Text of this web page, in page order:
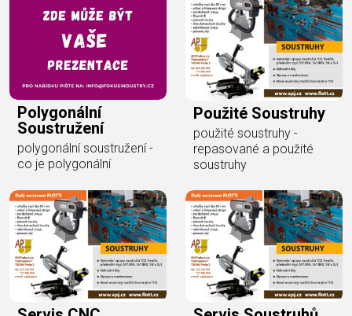
Polygonální
Soustružení
polygonální soustružení -
co je polygonální
Použité Soustruhy
použité soustruhy -
repasované a použité
soustruhy